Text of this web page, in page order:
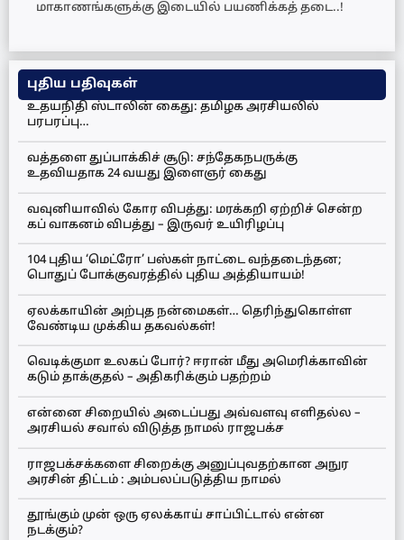
மாகாணங்களுக்கு இடையில் பயணிக்கத் தடை..!
புதிய பதிவுகள்
உதயநிதி ஸ்டாலின் கைது: தமிழக அரசியலில்
பரபரப்பு…
வத்தளை துப்பாக்கிச் சூடு: சந்தேகநபருக்கு
உதவியதாக 24 வயது இளைஞர் கைது
வவுனியாவில் கோர விபத்து: மரக்கறி ஏற்றிச் சென்ற
கப் வாகனம் விபத்து – இருவர் உயிரிழப்பு
104 புதிய ‘மெட்ரோ’ பஸ்கள் நாட்டை வந்தடைந்தன;
பொதுப் போக்குவரத்தில் புதிய அத்தியாயம்!
ஏலக்காயின் அற்புத நன்மைகள்… தெரிந்துகொள்ள
வேண்டிய முக்கிய தகவல்கள்!
வெடிக்குமா உலகப் போர்? ஈரான் மீது அமெரிக்காவின்
கடும் தாக்குதல் – அதிகரிக்கும் பதற்றம்
என்னை சிறையில் அடைப்பது அவ்வளவு எளிதல்ல –
அரசியல் சவால் விடுத்த நாமல் ராஜபக்ச
ராஜபக்சக்களை சிறைக்கு அனுப்புவதற்கான அநுர
அரசின் திட்டம் : அம்பலப்படுத்திய நாமல்
தூங்கும் முன் ஒரு ஏலக்காய் சாப்பிட்டால் என்ன
நடக்கும்?